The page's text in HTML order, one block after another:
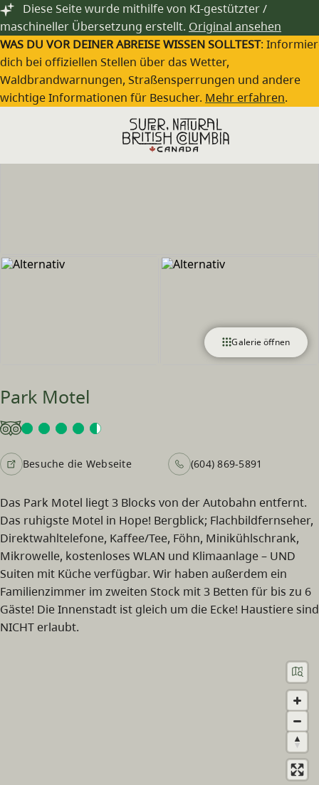
Zum Hauptinhalt springen
Diese Seite wurde mithilfe von KI-gestützter /
maschineller Übersetzung erstellt. Original ansehen
WAS DU VOR DEINER ABREISE WISSEN SOLLTEST:
dich bei offiziellen Stellen über das Wetter,
Waldbrandwarnungen, Straßensperrungen und andere
wichtige Informationen für Besucher. Mehr erfahren.
Galerie öffnen
Park Motel
Besuche die Webseite (604) 869-5891
Das Park Motel liegt 3 Blocks von der Autobahn entfernt.
Das ruhigste Motel in Hope! Bergblick; Flachbildfernseher,
Direktwahltelefone, Kaffee/Tee, Föhn, Minikühlschrank,
Mikrowelle, kostenloses WLAN und Klimaanlage – UND
Suiten mit Küche verfügbar. Wir haben außerdem ein
Familienzimmer im zweiten Stock mit 3 Betten für bis zu 6
Gäste! Die Innenstadt ist gleich um die Ecke! Haustiere sind
NICHT erlaubt.